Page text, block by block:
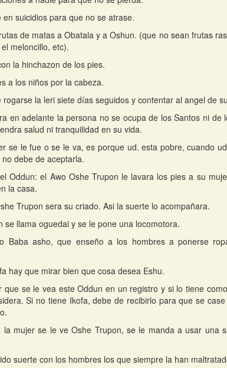
en suicidios para que no se atrase.
de matas a Obatala y a Oshun. (que no sean frutas
meloncillo, etc).
la hinchazon de los pies.
a los niños por la cabeza.
rogarse la leri siete días seguidos y contentar al angel de
en adelante la persona no se ocupa de los Santos ni
salud ni tranquilidad en su vida.
se le fue o se le va, es porque ud. esta pobre, cuando
debe de aceptarla.
Oddun: el Awo Oshe Trupon le lavara los pies a su
la casa.
Trupon sera su criado. Asi la suerte lo acompañara.
se llama oguedai y se le pone una locomotora.
Baba asho, que enseño a los hombres a ponerse
hay que mirar bien que cosa desea Eshu.
que se le vea este Oddun en un registro y si lo tiene
Si no tiene Ikofa, debe de recibirlo para que se
la mujer se le ve Oshe Trupon, se le manda a usar una
suerte con los hombres los que siempre la han